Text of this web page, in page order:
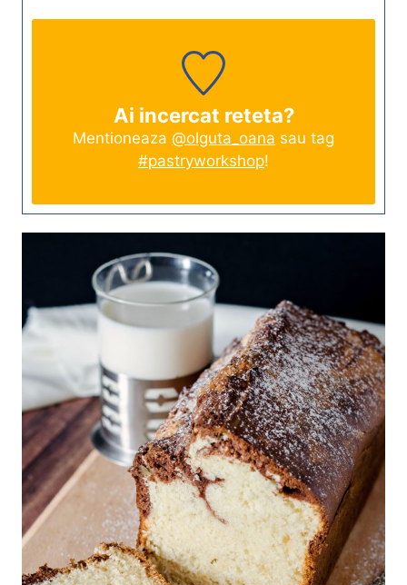
Ai incercat reteta?
Mentioneaza @olguta_oana sau tag
#pastryworkshop!